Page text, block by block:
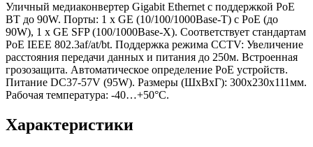
Уличный медиаконвертер Gigabit Ethernet с поддержкой PoE
BT до 90W. Порты: 1 x GE (10/100/1000Base-T) с PoE (до
90W), 1 x GE SFP (100/1000Base-X). Соответствует стандартам
PoE IEEE 802.3af/at/bt. Поддержка режима CCTV: Увеличение
расстояния передачи данных и питания до 250м. Встроенная
грозозащита. Автоматическое определение PoE устройств.
Питание DC37-57V (95W). Размеры (ШхВхГ): 300x230x111мм.
Рабочая температура: -40…+50°С.
Характеристики